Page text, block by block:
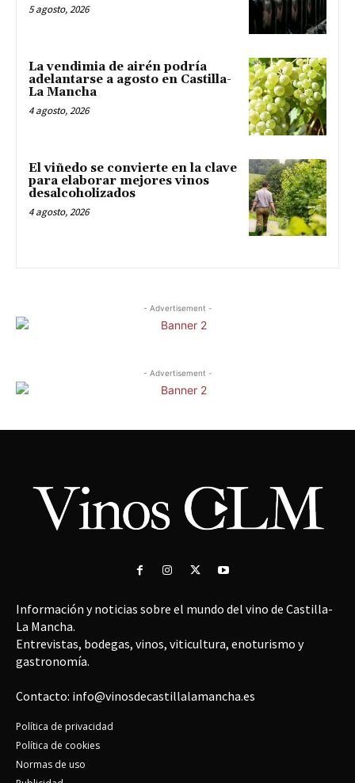
5 agosto, 2026
La vendimia de airén podría
adelantarse a agosto en Castilla-
La Mancha
4 agosto, 2026
El viñedo se convierte en la clave
para elaborar mejores vinos
desalcoholizados
4 agosto, 2026
- Advertisement -
- Advertisement -
Información y noticias sobre el mundo del vino de Castilla-
La Mancha.
Entrevistas, bodegas, vinos, viticultura, enoturismo y
gastronomía.
Contacto: info@vinosdecastillalamancha.es
Política de privacidad
Política de cookies
Normas de uso